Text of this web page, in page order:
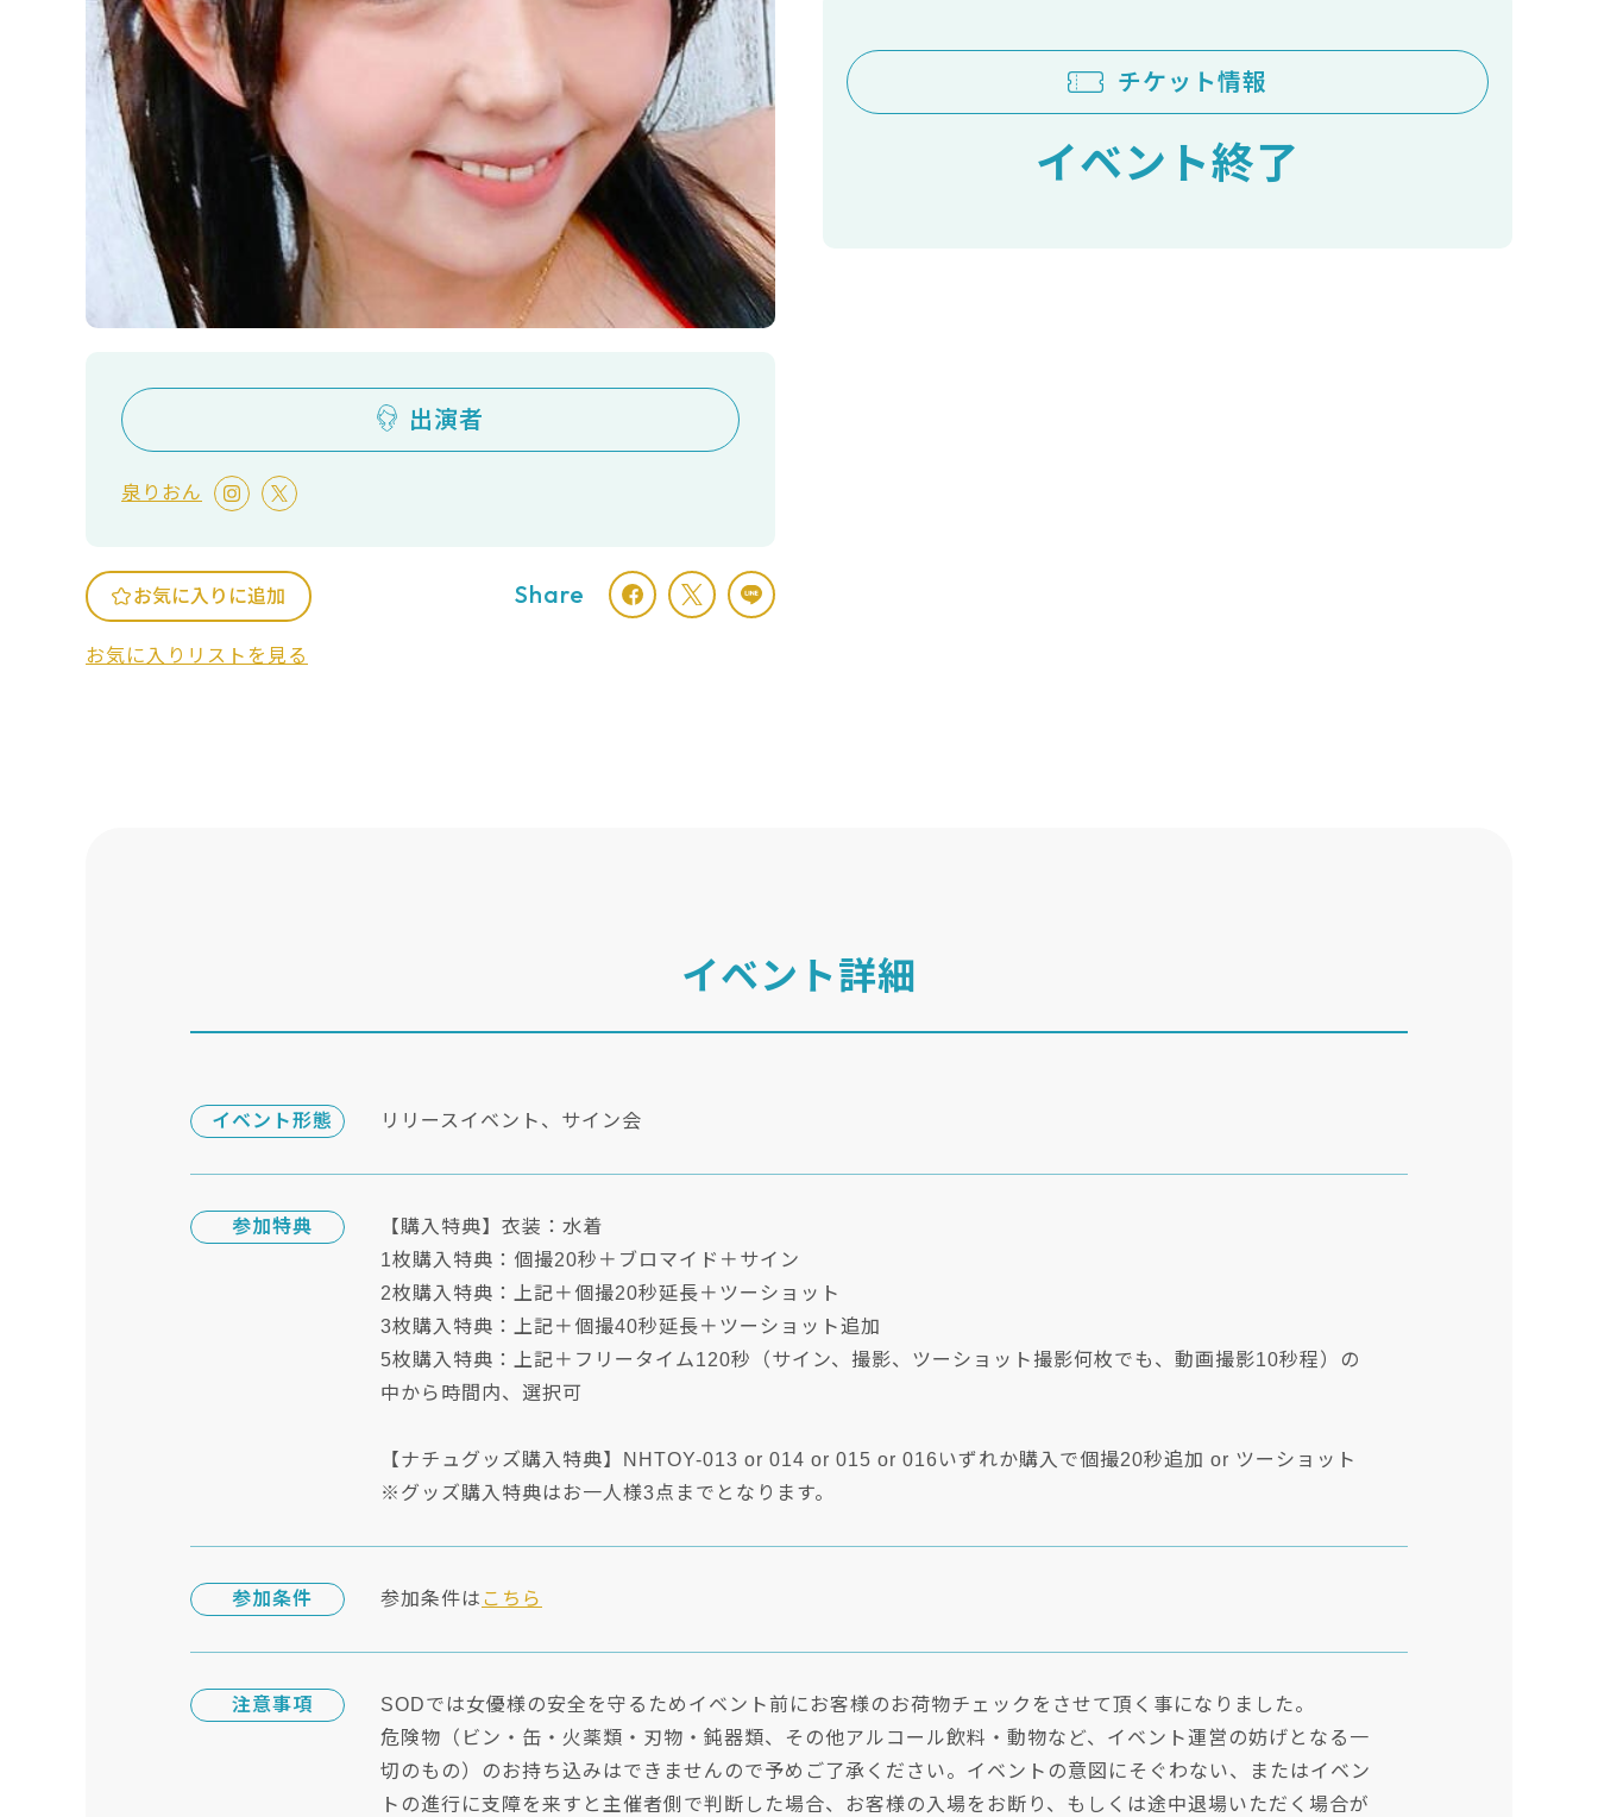
出演者
泉りおん
お気に入りに追加
お気に入りリストを見る
Share
チケット情報
イベント終了
イベント詳細
イベント形態 リリースイベント、サイン会
参加特典
【購入特典】衣装：水着
1枚購入特典：個撮20秒＋ブロマイド＋サイン
2枚購入特典：上記＋個撮20秒延長＋ツーショット
3枚購入特典：上記＋個撮40秒延長＋ツーショット追加
5枚購入特典：上記＋フリータイム120秒（サイン、撮影、ツーショット撮影何枚でも、動画撮影10秒程）の
中から時間内、選択可
【ナチュグッズ購入特典】NHTOY-013 or 014 or 015 or 016いずれか購入で個撮20秒追加 or ツーショット
※グッズ購入特典はお一人様3点までとなります。
参加条件 参加条件は こちら
注意事項
SODでは女優様の安全を守るためイベント前にお客様のお荷物チェックをさせて頂く事になりました。
危険物（ビン・缶・火薬類・刃物・鈍器類、その他アルコール飲料・動物など、イベント運営の妨げとなる一
切のもの）のお持ち込みはできませんので予めご了承ください。イベントの意図にそぐわない、またはイベン
トの進行に支障を来すと主催者側で判断した場合、お客様の入場をお断り、もしくは途中退場いただく場合が